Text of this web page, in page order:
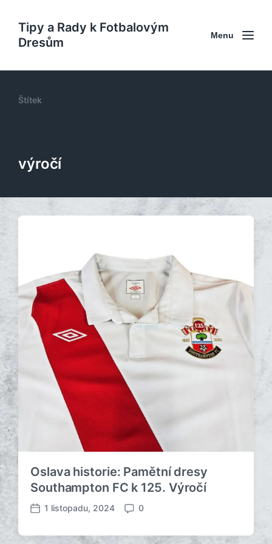
Tipy a Rady k Fotbalovým
Dresům
Menu
Štítek
výročí
Oslava historie: Pamětní dresy
Southampton FC k 125. Výročí
D
1 listopadu, 2024
K
0